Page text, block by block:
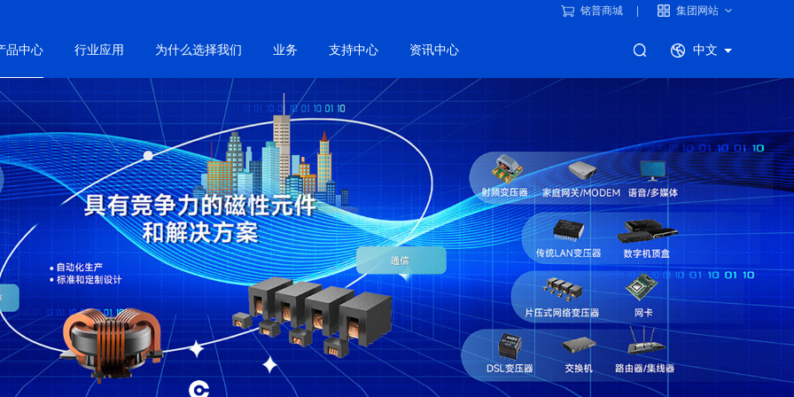
铭普商城 集团网站
品中心 行业应用 为什么选择我们 业务 支持中心 资讯中心 中文